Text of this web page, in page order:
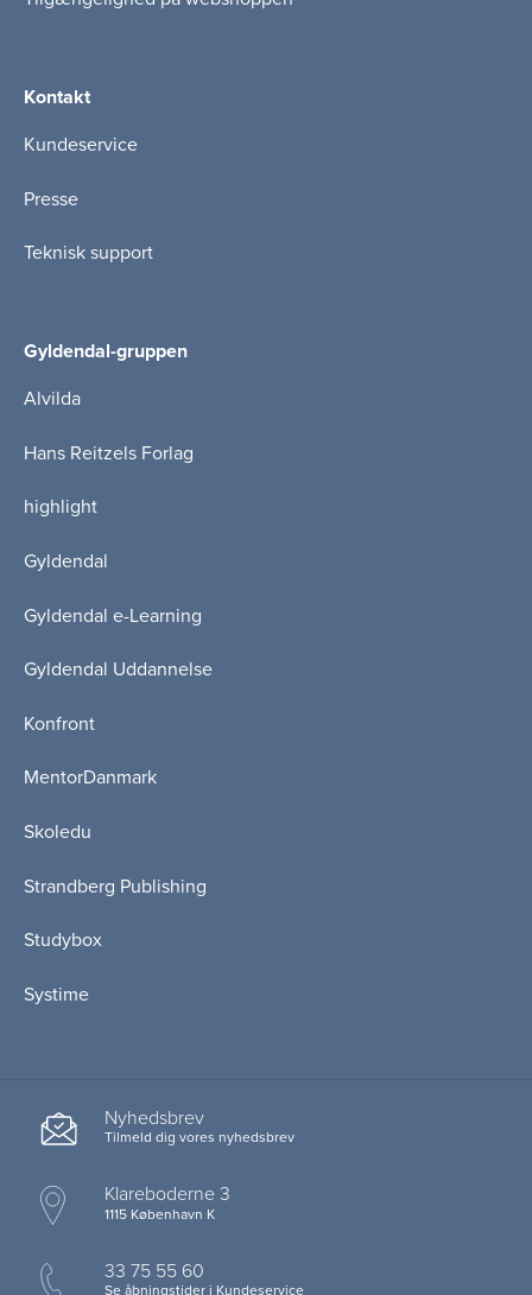
Kontakt
Kundeservice
Presse
Teknisk support
Gyldendal-gruppen
Alvilda
Hans Reitzels Forlag
highlight
Gyldendal
Gyldendal e-Learning
Gyldendal Uddannelse
Konfront
MentorDanmark
Skoledu
Strandberg Publishing
Studybox
Systime
Nyhedsbrev
Tilmeld dig vores nyhedsbrev
Klareboderne 3
1115 København K
33 75 55 60
Se åbningstider i Kundeservice